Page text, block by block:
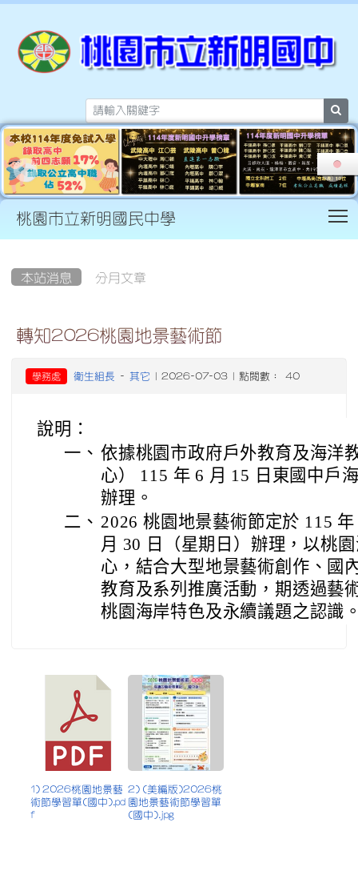
桃園市立新明國民中學
本站消息 分月文章
轉知2026桃園地景藝術節
學務處 衛生組長 - 其它 | 2026-07-03 | 點閱數： 40
說明：
一、 依據桃園市政府戶外教育及海洋
心） 115 年 6 月 15 日東國中戶
辦理。
二、 2026 桃園地景藝術節定於 115
月 30 日（星期日）辦理，以桃
心，結合大型地景藝術創作、國
教育及系列推廣活動，期透過藝
桃園海岸特色及永續議題之認識
1) 2026桃園地景藝
術節學習單(國中).pd
f
2) (美編版)2026桃
園地景藝術節學習單
(國中).jpg